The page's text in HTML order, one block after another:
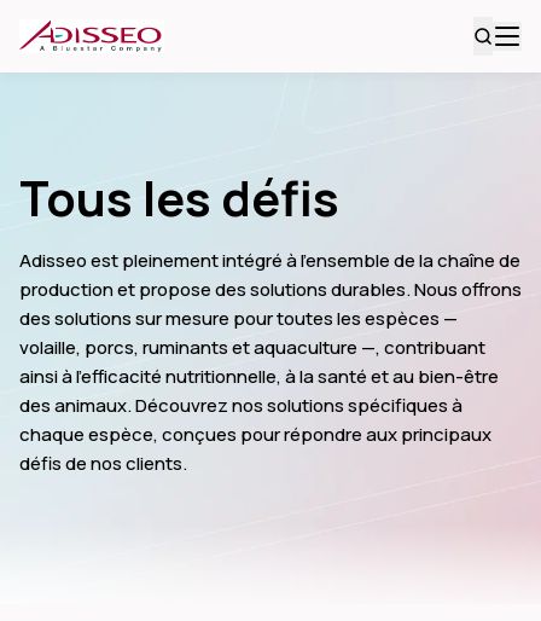
Tous les défis
Adisseo est pleinement intégré à l'ensemble de la chaîne de
production et propose des solutions durables. Nous offrons
des solutions sur mesure pour toutes les espèces —
volaille, porcs, ruminants et aquaculture —, contribuant
ainsi à l'efficacité nutritionnelle, à la santé et au bien-être
des animaux. Découvrez nos solutions spécifiques à
chaque espèce, conçues pour répondre aux principaux
défis de nos clients.